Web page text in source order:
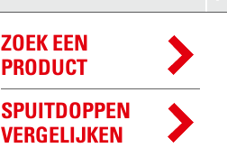
ZOEK EEN
PRODUCT
SPUITDOPPEN
VERGELIJKEN